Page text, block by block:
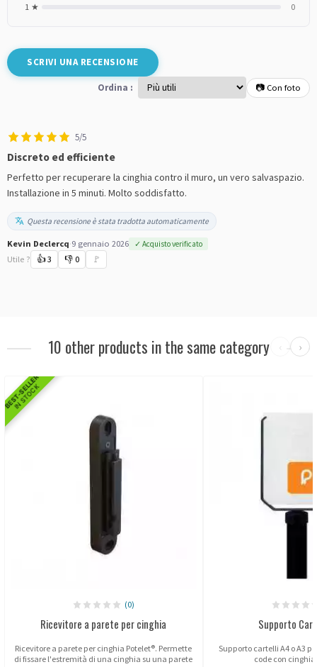
1 ★
0
SCRIVI UNA RECENSIONE
Ordina : 📷 Con foto
5/5
Discreto ed efficiente
Perfetto per recuperare la cinghia contro il muro, un vero salvaspazio.
Installazione in 5 minuti. Molto soddisfatto.
Questa recensione è stata tradotta automaticamente
Kevin Declercq·9 gennaio 2026 ✓ Acquisto verificato
Utile ? 👍3 👎 0 🚩
10 other products in the same category ‹ ›
BEST-SELLER
IN STOCK
(0)
Ricevitore a parete per cinghia
Ricevitore a parete per cinghia Potelet®. Permette
di fissare l'estremità di una cinghia su una parete
Supporto
Supporto cartelli A4 o A3
code con cinghia